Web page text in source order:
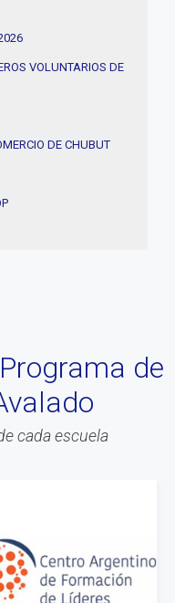
VOLUNTARIOS DE
DE CHUBUT
de
cada escuela